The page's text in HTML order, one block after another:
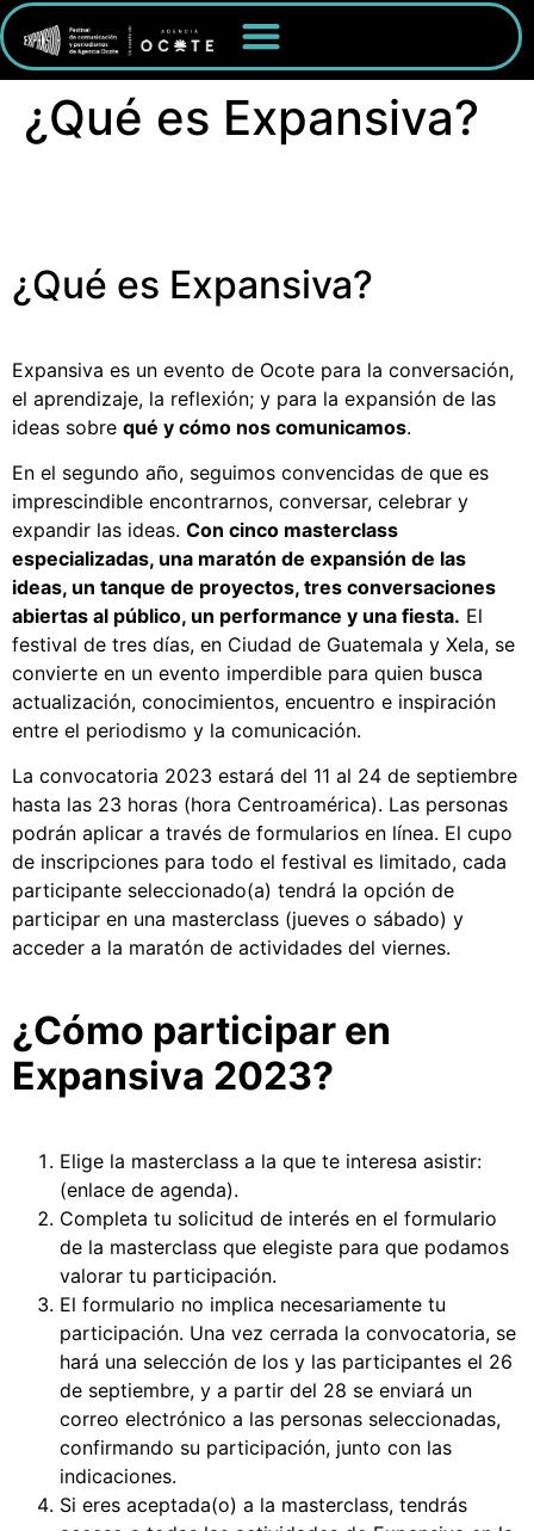
¿Qué es Expansiva?
¿Qué es Expansiva?
Expansiva es un evento de Ocote para la conversación,
el aprendizaje, la reflexión; y para la expansión de las
ideas sobre qué y cómo nos comunicamos.
En el segundo año, seguimos convencidas de que es
imprescindible encontrarnos, conversar, celebrar y
expandir las ideas. Con cinco masterclass
especializadas, una maratón de expansión de las
ideas, un tanque de proyectos, tres conversaciones
abiertas al público, un performance y una fiesta. El
festival de tres días, en Ciudad de Guatemala y Xela, se
convierte en un evento imperdible para quien busca
actualización, conocimientos, encuentro e inspiración
entre el periodismo y la comunicación.
La convocatoria 2023 estará del 11 al 24 de septiembre
hasta las 23 horas (hora Centroamérica). Las personas
podrán aplicar a través de formularios en línea. El cupo
de inscripciones para todo el festival es limitado, cada
participante seleccionado(a) tendrá la opción de
participar en una masterclass (jueves o sábado) y
acceder a la maratón de actividades del viernes.
¿Cómo participar en
Expansiva 2023?
Elige la masterclass a la que te interesa asistir:
(enlace de agenda).
Completa tu solicitud de interés en el formulario
de la masterclass que elegiste para que podamos
valorar tu participación.
El formulario no implica necesariamente tu
participación. Una vez cerrada la convocatoria, se
hará una selección de los y las participantes el 26
de septiembre, y a partir del 28 se enviará un
correo electrónico a las personas seleccionadas,
confirmando su participación, junto con las
indicaciones.
Si eres aceptada(o) a la masterclass, tendrás